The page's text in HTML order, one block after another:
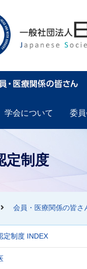
学会について 委
定制度
定制度 INDEX
会員・医療関係の皆さ